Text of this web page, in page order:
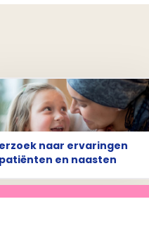
naar ervaringen
en naasten